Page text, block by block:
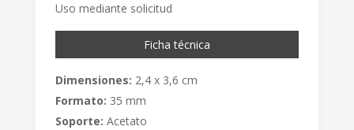
Uso mediante solicitud
Ficha técnica
Dimensiones: 2,4 x 3,6 cm
Formato: 35 mm
Soporte: Acetato